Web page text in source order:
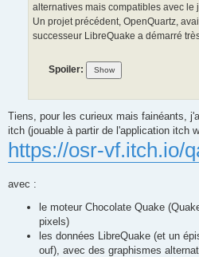
alternatives mais compatibles avec le
Un projet précédent, OpenQuartz,
successeur LibreQuake a démarré
Spoiler:
Tiens, pour les curieux mais fainéants,
itch (jouable à partir de l'application itch
https://osr-vf.itch.io/
avec :
le moteur Chocolate Quake
pixels)
les données LibreQuake (et un
ouf), avec des graphismes